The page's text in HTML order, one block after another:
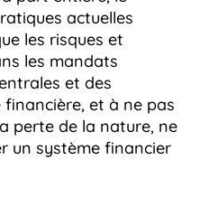
actuelles
les risques et
les mandats
et des
et à ne pas
perte de la nature, ne
un système financier